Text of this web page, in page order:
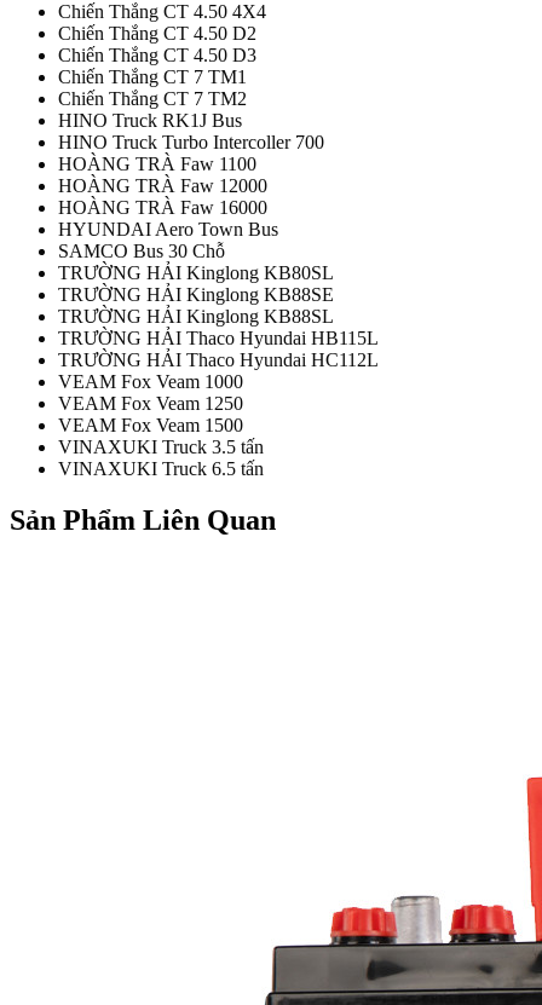
Chiến Thắng CT 4.50 4X4
Chiến Thắng CT 4.50 D2
Chiến Thắng CT 4.50 D3
Chiến Thắng CT 7 TM1
Chiến Thắng CT 7 TM2
HINO Truck RK1J Bus
HINO Truck Turbo Intercoller 700
HOÀNG TRÀ Faw 1100
HOÀNG TRÀ Faw 12000
HOÀNG TRÀ Faw 16000
HYUNDAI Aero Town Bus
SAMCO Bus 30 Chỗ
TRƯỜNG HẢI Kinglong KB80SL
TRƯỜNG HẢI Kinglong KB88SE
TRƯỜNG HẢI Kinglong KB88SL
TRƯỜNG HẢI Thaco Hyundai HB115L
TRƯỜNG HẢI Thaco Hyundai HC112L
VEAM Fox Veam 1000
VEAM Fox Veam 1250
VEAM Fox Veam 1500
VINAXUKI Truck 3.5 tấn
VINAXUKI Truck 6.5 tấn
Sản Phẩm Liên Quan